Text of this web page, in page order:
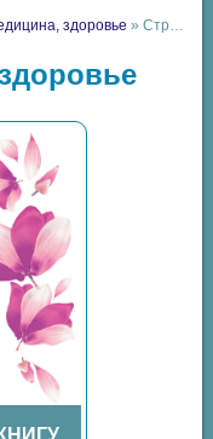
здоровье » Страница 8